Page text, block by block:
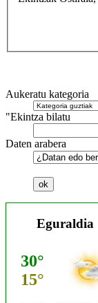
Aukeratu kategoria
"Ekintza bilatu
Daten arabera
Eguraldia